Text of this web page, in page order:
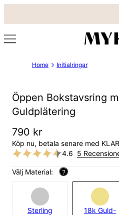
Home Initialringar
Öppen Bokstavsring
Guldplätering
790 kr
Köp nu, betala senare med
4.6 5
Välj Material: ?
Sterling
18k Guld-